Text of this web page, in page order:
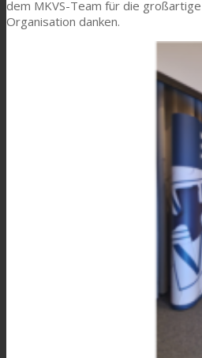
Forschung und Entwicklung
dem MKVS-Team für die großartige
Organisation danken.